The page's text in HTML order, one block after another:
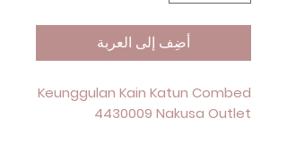
أضِف إلى العربة
Keunggulan Kain Katun Combed
4430009 Nakusa Outlet